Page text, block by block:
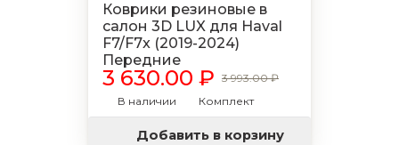
Коврики резиновые в
салон 3D LUX для Haval
F7/F7x (2019-2024)
Передние
3 630.00 ₽ 3 993.00 ₽
В наличии
Комплект
Добавить в корзину